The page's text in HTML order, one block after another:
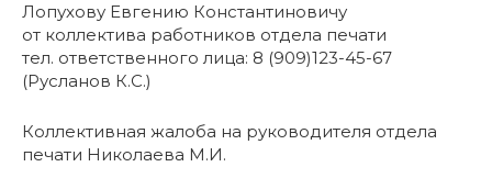
Лопухову Евгению Константиновичу
от коллектива работников отдела печати
тел. ответственного лица: 8 (909)123-45-67
(Русланов К.С.)
Коллективная жалоба на руководителя отдела
печати Николаева М.И.